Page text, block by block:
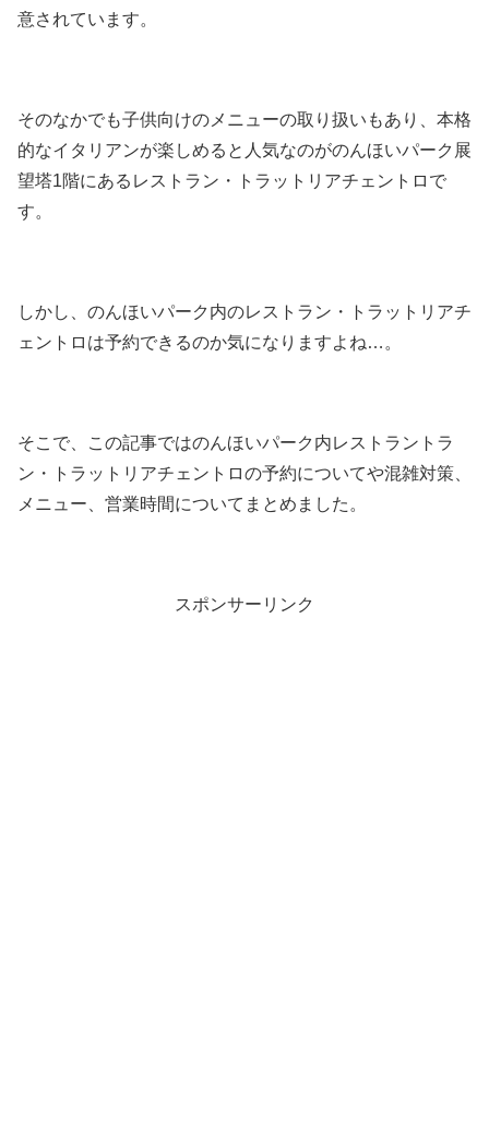
意されています。
そのなかでも子供向けのメニューの取り扱いもあり、本格
的なイタリアンが楽しめると人気なのがのんほいパーク展
望塔1階にあるレストラン・トラットリアチェントロで
す。
しかし、のんほいパーク内のレストラン・トラットリアチ
ェントロは予約できるのか気になりますよね…。
そこで、この記事ではのんほいパーク内レストラントラ
ン・トラットリアチェントロの予約についてや混雑対策、
メニュー、営業時間についてまとめました。
スポンサーリンク